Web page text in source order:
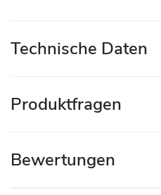
Technische Daten
Produktfragen
Bewertungen